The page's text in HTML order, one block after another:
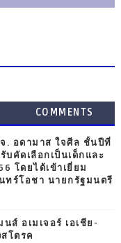
COMMENTS
. อดามาส ใจศีล ชั้นปีที่
คัดเลือกเป็นเด็กและ
โดยได้เข้าเยี่ยม
ทร์โอชา นายกรัฐมนตรี
ส์ อเมเจอร์ เอเชีย-
โตรค